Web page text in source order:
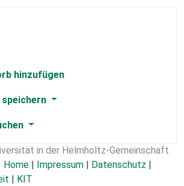
hinzufügen
in der Helmholtz-Gemeinschaft
Home | Impressum | Datenschutz |
| KIT